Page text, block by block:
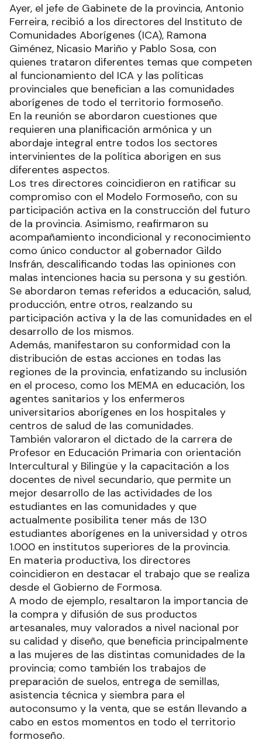
Ayer, el jefe de Gabinete de la provincia, Antonio
Ferreira, recibió a los directores del Instituto de
Comunidades Aborígenes (ICA), Ramona
Giménez, Nicasio Mariño y Pablo Sosa, con
quienes trataron diferentes temas que competen
al funcionamiento del ICA y las políticas
provinciales que benefician a las comunidades
aborígenes de todo el territorio formoseño.
En la reunión se abordaron cuestiones que
requieren una planificación armónica y un
abordaje integral entre todos los sectores
intervinientes de la política aborigen en sus
diferentes aspectos.
Los tres directores coincidieron en ratificar su
compromiso con el Modelo Formoseño, con su
participación activa en la construcción del futuro
de la provincia. Asimismo, reafirmaron su
acompañamiento incondicional y reconocimiento
como único conductor al gobernador Gildo
Insfrán, descalificando todas las opiniones con
malas intenciones hacia su persona y su gestión.
Se abordaron temas referidos a educación, salud,
producción, entre otros, realzando su
participación activa y la de las comunidades en el
desarrollo de los mismos.
Además, manifestaron su conformidad con la
distribución de estas acciones en todas las
regiones de la provincia, enfatizando su inclusión
en el proceso, como los MEMA en educación, los
agentes sanitarios y los enfermeros
universitarios aborígenes en los hospitales y
centros de salud de las comunidades.
También valoraron el dictado de la carrera de
Profesor en Educación Primaria con orientación
Intercultural y Bilingüe y la capacitación a los
docentes de nivel secundario, que permite un
mejor desarrollo de las actividades de los
estudiantes en las comunidades y que
actualmente posibilita tener más de 130
estudiantes aborígenes en la universidad y otros
1.000 en institutos superiores de la provincia.
En materia productiva, los directores
coincidieron en destacar el trabajo que se realiza
desde el Gobierno de Formosa.
A modo de ejemplo, resaltaron la importancia de
la compra y difusión de sus productos
artesanales, muy valorados a nivel nacional por
su calidad y diseño, que beneficia principalmente
a las mujeres de las distintas comunidades de la
provincia; como también los trabajos de
preparación de suelos, entrega de semillas,
asistencia técnica y siembra para el
autoconsumo y la venta, que se están llevando a
cabo en estos momentos en todo el territorio
formoseño.